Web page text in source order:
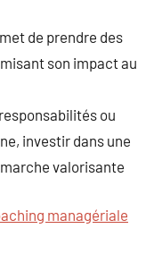
de prendre des
son impact au
responsabilités ou
investir dans une
valorisante
managériale